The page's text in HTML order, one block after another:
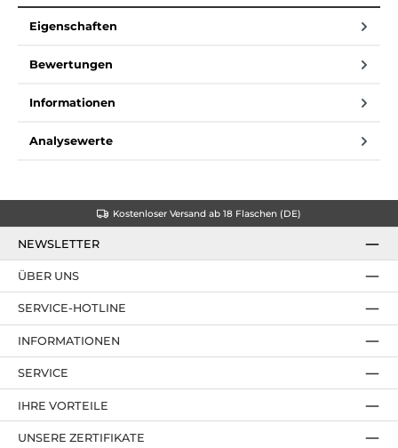
Eigenschaften
Bewertungen
Informationen
Analysewerte
Kostenloser Versand ab 18 Flaschen (DE)
NEWSLETTER
SERVICE-HOTLINE
IHRE VORTEILE
ÜBER UNS
UNSERE ZERTIFIKATE
INFORMATIONEN
SERVICE